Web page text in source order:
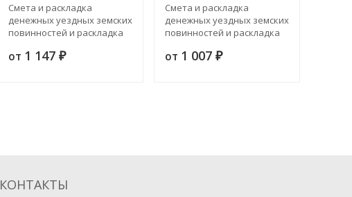
Смета и раскладка
денежных уездных земских
повинностей и раскладка
Севскому уезду на 1900 год
от 1 147 ₽
Смета и раскладка
денежных уездных земских
повинностей и раскладка
Севскому уезду на 1897 год
от 1 007 ₽
КОНТАКТЫ